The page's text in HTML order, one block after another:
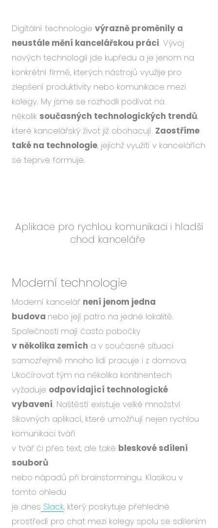
Digitální technologie výrazně proměnily a
neustále mění kancelářskou práci. Vývoj
nových technologií jde kupředu a je jenom na
konkrétní firmě, kterých nástrojů využije pro
zlepšení produktivity nebo komunikace mezi
kolegy. My jsme se rozhodli podívat na
několik současných technologických trendů,
které kancelářský život již obohacují. Zaostříme
také na technologie, jejichž využití v kancelářích
se teprve formuje.
Aplikace pro rychlou komunikaci i hladší
chod kanceláře
Moderní technologie
Moderní kancelář není jenom jedna
budova nebo její patro na jedné lokalitě.
Společnosti mají často pobočky
v několika zemích a v současné situaci
samozřejmě mnoho lidí pracuje i z domova.
Ukočírovat tým na několika kontinentech
vyžaduje odpovídající technologické
vybavení. Naštěstí existuje velké množství
šikovných aplikací, které umožňují nejen rychlou
komunikaci tváří
v tvář či přes text, ale také bleskové sdílení
souborů
nebo nápadů při brainstormingu. Klasikou v
tomto ohledu
je dnes Slack, který poskytuje přehledné
prostředí pro chat mezi kolegy spolu se sdílením